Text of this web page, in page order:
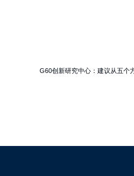
G60创新研究中心：建议从五个